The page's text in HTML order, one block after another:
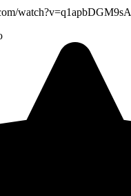
watch?v=q1apbDGM9sA